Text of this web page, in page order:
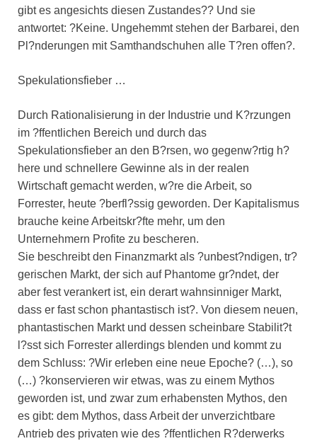
gibt es angesichts diesen Zustandes?? Und sie
antwortet: ?Keine. Ungehemmt stehen der Barbarei, den
Pl?nderungen mit Samthandschuhen alle T?ren offen?.
Spekulationsfieber …
Durch Rationalisierung in der Industrie und K?rzungen
im ?ffentlichen Bereich und durch das
Spekulationsfieber an den B?rsen, wo gegenw?rtig h?
here und schnellere Gewinne als in der realen
Wirtschaft gemacht werden, w?re die Arbeit, so
Forrester, heute ?berfl?ssig geworden. Der Kapitalismus
brauche keine Arbeitskr?fte mehr, um den
Unternehmern Profite zu bescheren.
Sie beschreibt den Finanzmarkt als ?unbest?ndigen, tr?
gerischen Markt, der sich auf Phantome gr?ndet, der
aber fest verankert ist, ein derart wahnsinniger Markt,
dass er fast schon phantastisch ist?. Von diesem neuen,
phantastischen Markt und dessen scheinbare Stabilit?t
l?sst sich Forrester allerdings blenden und kommt zu
dem Schluss: ?Wir erleben eine neue Epoche? (…), so
(…) ?konservieren wir etwas, was zu einem Mythos
geworden ist, und zwar zum erhabensten Mythos, den
es gibt: dem Mythos, dass Arbeit der unverzichtbare
Antrieb des privaten wie des ?ffentlichen R?derwerks